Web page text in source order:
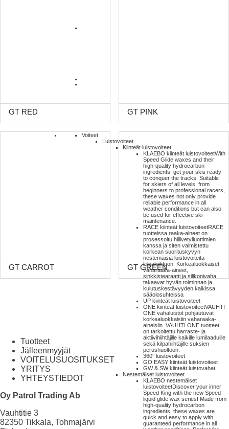
Voiteet
Luistovoiteet
Kiinteät luistovoiteet
KLAEBO kiinteät luistovoiteetWith
Speed Glide waxes and their
high-quality hydrocarbon
ingredients, get your skis ready
to conquer the tracks. Suitable
for skiers of all levels, from
beginners to professional racers,
these waxes not only provide
reliable performance in all
weather conditions but can also
be used for effective ski
maintenance.
RACE kiinteät luistovoiteetRACE
tuotteissa raaka-aineet on
prosessoitu hiilivetyliuottimien
kanssa ja siten valmistettu
korkean suorituskyvyn
nestemäisiä luistovoiteita
kilpahiihtoon. Korkealuokkaiset
vaharaaka-aineet,
sinkkistearaatti ja silikonivaha
takaavat hyvän toiminnan ja
kulutuskestävyyden kaikissa
sääolosuhteissa
UP kiinteät luistovoiteet
ONE kiinteät luistovoiteetVAUHTI
ONE vahaluistot pohjautuvat
korkealuokkaisiin vaharaaka-
aineisiin. VAUHTI ONE tuotteet
on tarkoitettu harraste- ja
aktiivihiihtäjille kaikille lumilaaduille
sekä kilpahiihtäjille suksien
perushuoltoon.
360° luistovoiteet
GO EASY kiinteät luistovoiteet
GW & SW kiinteät luistovahat
Nestemäiset luistovoiteet
KLAEBO nestemäiset
luistovoiteetDiscover your inner
Speed King with the new Speed
liquid glide wax series! Made from
high-quality hydrocarbon
ingredients, these waxes are
quick and easy to apply with
guaranteed performance in all
GT RED GT PINK
GT CARROT GT GREEN
Tuotteet
Jälleenmyyjät
VOITELUSUOSITUKSET
YRITYS
YHTEYSTIEDOT
Oy Patrol Trading Ab
Vauhtitie 3
82350 Tikkala, Tohmajärvi